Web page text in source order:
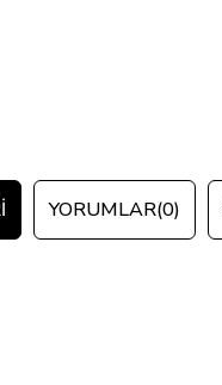
YORUMLAR(0)